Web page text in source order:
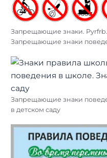
Запрещающие знаки.
Запрещающие знаки
Запрещающие знаки
в детском саду